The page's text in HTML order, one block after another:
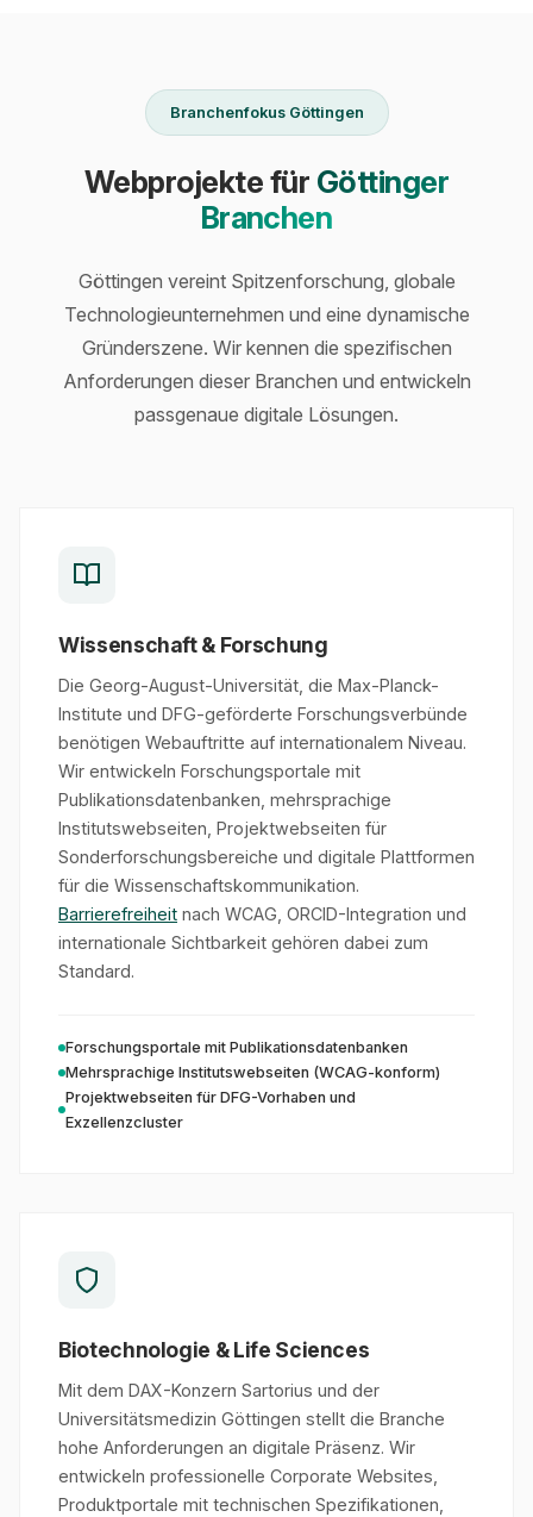
Branchenfokus Göttingen
Webprojekte für Göttinger
Branchen
Göttingen vereint Spitzenforschung, globale
Technologieunternehmen und eine dynamische
Gründerszene. Wir kennen die spezifischen
Anforderungen dieser Branchen und entwickeln
passgenaue digitale Lösungen.
Wissenschaft & Forschung
Die Georg-August-Universität, die Max-Planck-
Institute und DFG-geförderte Forschungsverbünde
benötigen Webauftritte auf internationalem Niveau.
Wir entwickeln Forschungsportale mit
Publikationsdatenbanken, mehrsprachige
Institutswebseiten, Projektwebseiten für
Sonderforschungsbereiche und digitale Plattformen
für die Wissenschaftskommunikation.
Barrierefreiheit nach WCAG, ORCID-Integration und
internationale Sichtbarkeit gehören dabei zum
Standard.
Forschungsportale mit Publikationsdatenbanken
Mehrsprachige Institutswebseiten (WCAG-konform)
Projektwebseiten für DFG-Vorhaben und
Exzellenzcluster
Biotechnologie & Life Sciences
Mit dem DAX-Konzern Sartorius und der
Universitätsmedizin Göttingen stellt die Branche
hohe Anforderungen an digitale Präsenz. Wir
entwickeln professionelle Corporate Websites,
Produktportale mit technischen Spezifikationen,